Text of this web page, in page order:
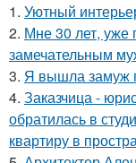
1. Уютный
2. Мне 30 лет, уже
замечательным
3. Я вышла замуж
4. Заказчица -
обратилась в
квартиру в